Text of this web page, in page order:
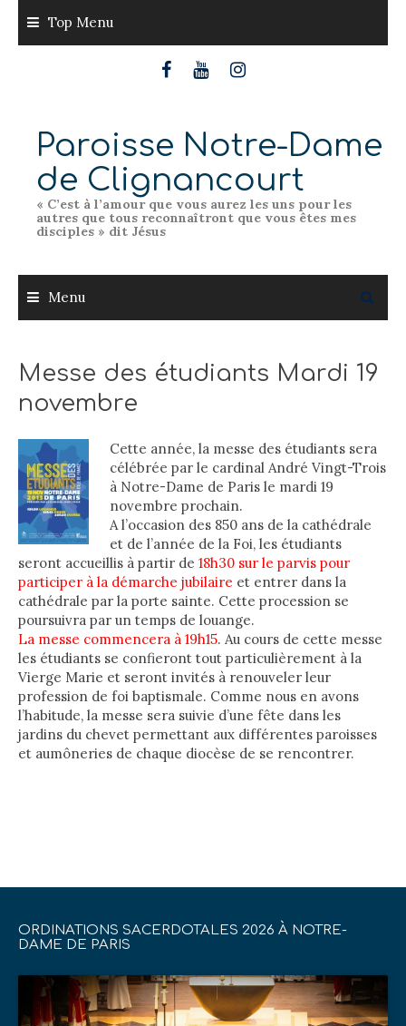
content
Top Menu
Paroisse Notre-Dame
de Clignancourt
« C’est à l’amour que vous aurez les uns pour les
autres que tous reconnaîtront que vous êtes mes
disciples » dit Jésus
Menu
Messe des étudiants Mardi 19
novembre
Cette année, la messe des étudiants sera
célébrée par le cardinal André Vingt-Trois
à Notre-Dame de Paris le mardi 19
novembre prochain.
A l’occasion des 850 ans de la cathédrale
et de l’année de la Foi, les étudiants
seront accueillis à partir de 18h30 sur le parvis pour
participer à la démarche jubilaire et entrer dans la
cathédrale par la porte sainte. Cette procession se
poursuivra par un temps de louange.
La messe commencera à 19h15. Au cours de cette messe
les étudiants se confieront tout particulièrement à la
Vierge Marie et seront invités à renouveler leur
profession de foi baptismale. Comme nous en avons
l’habitude, la messe sera suivie d’une fête dans les
jardins du chevet permettant aux différentes paroisses
et aumôneries de chaque diocèse de se rencontrer.
ORDINATIONS SACERDOTALES 2026 À NOTRE-
DAME DE PARIS